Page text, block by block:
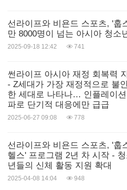
미디어 관계 연락처:
Becky Marshall
전화: +852 6171 0312
이메일:
Iris Ng
전화: +852 9838 3501
이메일:
선라이프와 비욘드 스포츠, '훕
만 8000명이 넘는 아시아 청소
2025-09-18 12:42 741
썬라이프 아시아 재정 회복력
- Z세대가 가장 재정적으로 불
한 세대로 나타나… 인플레이션
파로 단기적 대응에만 급급
2025-06-27 09:08 778
선라이프와 비욘드 스포츠, '훕
헬스' 프로그램 2년 차 시작 -
년들의 신체 활동 지원 확대
2025-04-08 14:04 948